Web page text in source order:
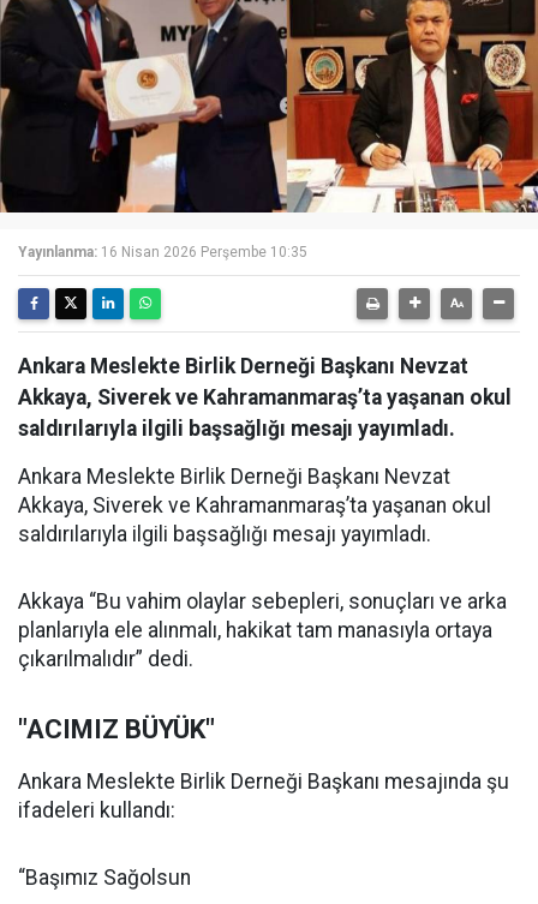
Yayınlanma: 16 Nisan 2026 Perşembe 10:35
Ankara Meslekte Birlik Derneği Başkanı Nevzat
Akkaya, Siverek ve Kahramanmaraş’ta yaşanan okul
saldırılarıyla ilgili başsağlığı mesajı yayımladı.
Ankara Meslekte Birlik Derneği Başkanı Nevzat
Akkaya, Siverek ve Kahramanmaraş’ta yaşanan okul
saldırılarıyla ilgili başsağlığı mesajı yayımladı.
Akkaya “Bu vahim olaylar sebepleri, sonuçları ve arka
planlarıyla ele alınmalı, hakikat tam manasıyla ortaya
çıkarılmalıdır” dedi.
"ACIMIZ BÜYÜK"
Ankara Meslekte Birlik Derneği Başkanı mesajında şu
ifadeleri kullandı:
“Başımız Sağolsun